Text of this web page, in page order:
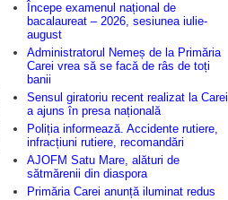
Începe examenul național de
bacalaureat – 2026, sesiunea iulie-
august
Administratorul Nemeș de la Primăria
Carei vrea să se facă de râs de toți
banii
Sensul giratoriu recent realizat la Carei
a ajuns în presa națională
Poliția informează. Accidente rutiere,
infracțiuni rutiere, recomandări
AJOFM Satu Mare, alături de
sătmărenii din diaspora
Primăria Carei anunță iluminat redus